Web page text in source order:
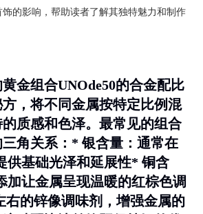
的影响，帮助读者了解其独特魅力和制作
金组合UNOde50的合金配比
，将不同金属按特定比例混
质感和色泽。最常见的组合
三角关系：*银含量 ：通常在
供基础光泽和延展性*铜含
加让金属呈现温暖的红棕色调
右的锌像调味剂，增强金属的